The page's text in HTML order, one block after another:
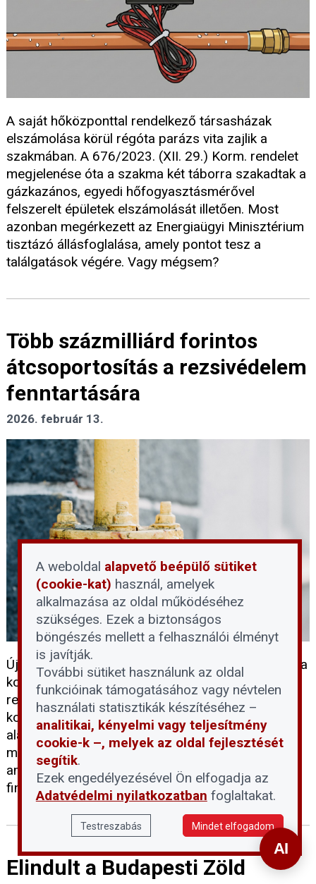
A saját hőközponttal rendelkező társasházak
elszámolása körül régóta parázs vita zajlik a
szakmában. A 676/2023. (XII. 29.) Korm. rendelet
megjelenése óta a szakma két táborra szakadtak a
gázkazános, egyedi hőfogyasztásmérővel
felszerelt épületek elszámolását illetően. Most
azonban megérkezett az Energiaügyi Minisztérium
tisztázó állásfoglalása, amely pontot tesz a
találgatások végére. Vagy mégsem?
Több százmilliárd forintos
átcsoportosítás a rezsivédelem
fenntartására
2026. február 13.
Újabb jelentős költségvetési forrásokat mozgósít a
kormány a lakossági energiaár-támogatási
rendszer működtetésére és a távhőszolgáltatók
kompenzációjára. A friss kormányhatározatok
alapján 2026 elején összesen több mint 460
milliárd forintnyi átcsoportosításról döntöttek,
amelynek célja a rezsivédelmi intézkedések
finanszírozásának biztosítása.
Elindult a Budapesti Zöld
A weboldal alapvető beépülő sütiket
(cookie-kat) használ, amelyek
alkalmazása az oldal működéséhez
szükséges. Ezek a biztonságos
böngészés mellett a felhasználói élményt
is javítják.
További sütiket használunk az oldal
funkcióinak támogatásához vagy névtelen
használati statisztikák készítéséhez –
analitikai, kényelmi vagy teljesítmény
cookie-k –, melyek az oldal fejlesztését
segítik.
Ezek engedélyezésével Ön elfogadja az
Adatvédelmi nyilatkozatban foglaltakat.
Testreszabás Mindet elfogadom